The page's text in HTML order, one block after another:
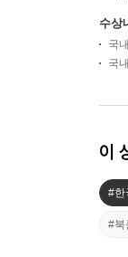
수상
국
국
이
#한
#북